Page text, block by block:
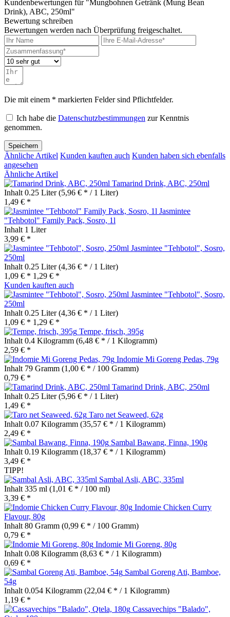
Kundenbewertungen für "Mungbohnen Getränk (Mung Bean
Drink), ABC, 250ml"
Bewertung schreiben
Bewertungen werden nach Überprüfung freigeschaltet.
Die mit einem * markierten Felder sind Pflichtfelder.
Ich habe die Datenschutzbestimmungen zur Kenntnis
genommen.
Speichern
Ähnliche Artikel Kunden kauften auch Kunden haben sich ebenfalls
angesehen
Ähnliche Artikel
Tamarind Drink, ABC, 250ml
Inhalt 0.25 Liter(5,96 € * / 1 Liter)
1,49 € *
Jasmintee
"Tehbotol" Family Pack, Sosro, 1l
Inhalt 1 Liter
3,99 € *
Jasmintee "Tehbotol", Sosro,
250ml
Inhalt 0.25 Liter(4,36 € * / 1 Liter)
1,09 € * 1,29 € *
Kunden kauften auch
Jasmintee "Tehbotol", Sosro,
250ml
Inhalt 0.25 Liter(4,36 € * / 1 Liter)
1,09 € * 1,29 € *
Tempe, frisch, 395g
Inhalt 0.4 Kilogramm (6,48 € * / 1 Kilogramm)
2,59 € *
Indomie Mi Goreng Pedas, 79g
Inhalt 79 Gramm (1,00 € * / 100 Gramm)
0,79 € *
Tamarind Drink, ABC, 250ml
Inhalt 0.25 Liter(5,96 € * / 1 Liter)
1,49 € *
Taro net Seaweed, 62g
Inhalt 0.07 Kilogramm (35,57 € * / 1 Kilogramm)
2,49 € *
Sambal Bawang, Finna, 190g
Inhalt 0.19 Kilogramm (18,37 € * / 1 Kilogramm)
3,49 € *
TIPP!
Sambal Asli, ABC, 335ml
Inhalt 335 ml (1,01 € * / 100 ml)
3,39 € *
Indomie Chicken Curry
Flavour, 80g
Inhalt 80 Gramm (0,99 € * / 100 Gramm)
0,79 € *
Indomie Mi Goreng, 80g
Inhalt 0.08 Kilogramm (8,63 € * / 1 Kilogramm)
0,69 € *
Sambal Goreng Ati, Bamboe,
54g
Inhalt 0.054 Kilogramm (22,04 € * / 1 Kilogramm)
1,19 € *
Cassavechips "Balado",